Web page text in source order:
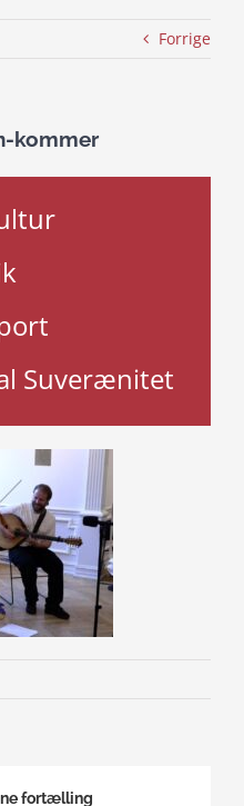
Forrige
kommer
Suverænitet
fortælling